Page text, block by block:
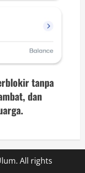
tanpa
dan
All rights